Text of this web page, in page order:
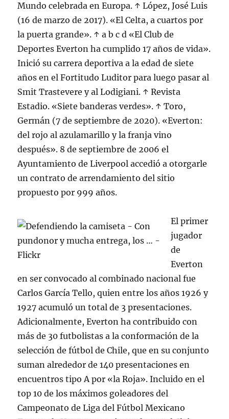
Mundo celebrada en Europa. ↑ López, José Luis
(16 de marzo de 2017). «El Celta, a cuartos por
la puerta grande». ↑ a b c d «El Club de
Deportes Everton ha cumplido 17 años de vida».
Inició su carrera deportiva a la edad de siete
años en el Fortitudo Luditor para luego pasar al
Smit Trastevere y al Lodigiani. ↑ Revista
Estadio. «Siete banderas verdes». ↑ Toro,
Germán (7 de septiembre de 2020). «Everton:
del rojo al azulamarillo y la franja vino
después». 8 de septiembre de 2006 el
Ayuntamiento de Liverpool accedió a otorgarle
un contrato de arrendamiento del sitio
propuesto por 999 años.
El primer
jugador
de
Everton
en ser convocado al combinado nacional fue
Carlos García Tello, quien entre los años 1926 y
1927 acumuló un total de 3 presentaciones.
Adicionalmente, Everton ha contribuido con
más de 30 futbolistas a la conformación de la
selección de fútbol de Chile, que en su conjunto
suman alrededor de 140 presentaciones en
encuentros tipo A por «la Roja». Incluido en el
top 10 de los máximos goleadores del
Campeonato de Liga del Fútbol Mexicano